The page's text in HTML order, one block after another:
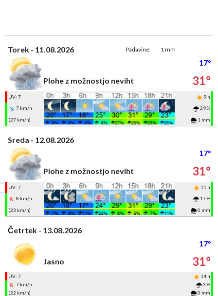
Torek - 11.08.2026 Padavine: 1 mm
17°
Plohe z možnostjo neviht
31°
UV: 7
9 h
7 km/h
29 %
(27 km/h)
1 mm
Sreda - 12.08.2026
17°
Plohe z možnostjo neviht
31°
UV: 7
11 h
8 km/h
17 %
(23 km/h)
0 mm
Četrtek - 13.08.2026
17°
Jasno
31°
UV: 7
14 h
7 km/h
3 %
(22 km/h)
0 mm